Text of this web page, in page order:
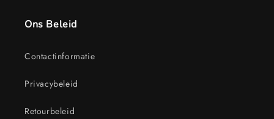
Ons Beleid
Contactinformatie
Privacybeleid
Retourbeleid